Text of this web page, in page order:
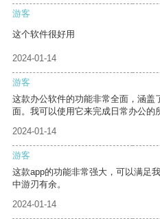
游客
这个软件很好用
2024-01-14
游客
这款办公软件的功能非常全面，涵盖
面。我可以使用它来完成日常办公的
2024-01-14
游客
这款app的功能非常强大，可以满足
中游刃有余。
2024-01-14